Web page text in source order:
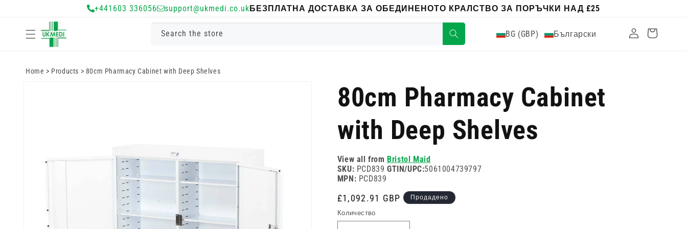
съдържанието
+441603 336056 support@ukmedi.co.ukБЕЗПЛАТНА ДОСТАВКА ЗА ОБЕДИНЕНОТО КРАЛСТВО ЗА ПОРЪЧКИ НАД £25
Search the store BG (GBP) Български ВлизамКоличка
Home > Products > 80cm Pharmacy Cabinet with Deep Shelves
80cm Pharmacy Cabinet
with Deep Shelves
View all from Bristol Maid
SKU: PCD839 GTIN/UPC:5061004739797
MPN: PCD839
Редовна
цена
£1,092.91 GBP Продадено
Количество